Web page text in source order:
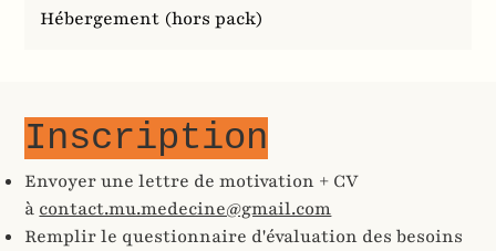
Hébergement (hors pack)
Envoyer une lettre de motivation + CV
à contact.mu.medecine@gmail.com
Remplir le questionnaire d'évaluation des besoins
Inscription